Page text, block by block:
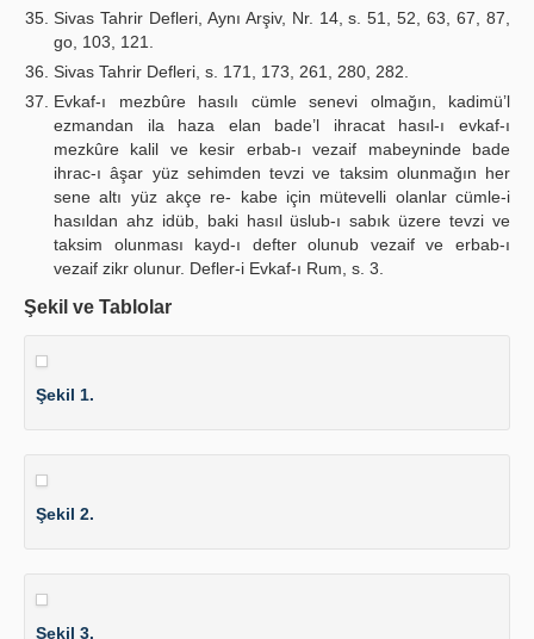
Sivas Tahrir Defleri, Aynı Arşiv, Nr. 14, s. 51, 52, 63, 67, 87,
go, 103, 121.
Sivas Tahrir Defleri, s. 171, 173, 261, 280, 282.
Evkaf-ı mezbûre hasılı cümle senevi olmağın, kadimü’l
ezmandan ila haza elan bade’l ihracat hasıl-ı evkaf-ı
mezkûre kalil ve kesir erbab-ı vezaif mabeyninde bade
ihrac-ı âşar yüz sehimden tevzi ve taksim olunmağın her
sene altı yüz akçe re- kabe için mütevelli olanlar cümle-i
hasıldan ahz idüb, baki hasıl üslub-ı sabık üzere tevzi ve
taksim olunması kayd-ı defter olunub vezaif ve erbab-ı
vezaif zikr olunur. Defler-i Evkaf-ı Rum, s. 3.
Şekil ve Tablolar
Şekil 1.
Şekil 2.
Şekil 3.